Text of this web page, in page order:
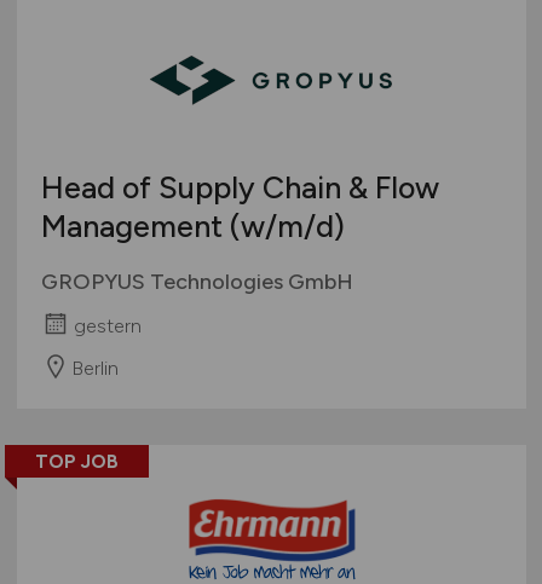
Head of Supply Chain & Flow
Management (w/m/d)
GROPYUS Technologies GmbH
gestern
Berlin
TOP JOB